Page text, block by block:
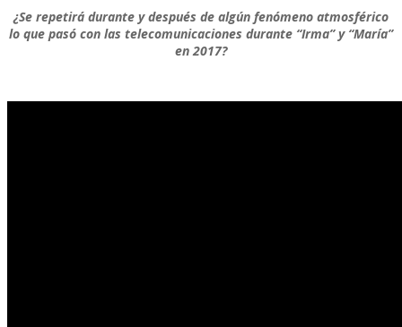
¿Se repetirá durante y después de algún fenómeno atmosférico
lo que pasó con las telecomunicaciones durante “Irma” y “Marí­a”
en 2017?